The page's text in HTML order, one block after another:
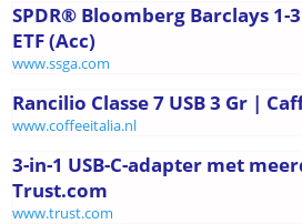
SPDR® Bloomberg Barclays 1-
ETF (Acc)
www.ssga.com
Rancilio Classe 7 USB 3 Gr |
www.coffeeitalia.nl
3-in-1 USB-C-adapter met
Trust.com
www.trust.com